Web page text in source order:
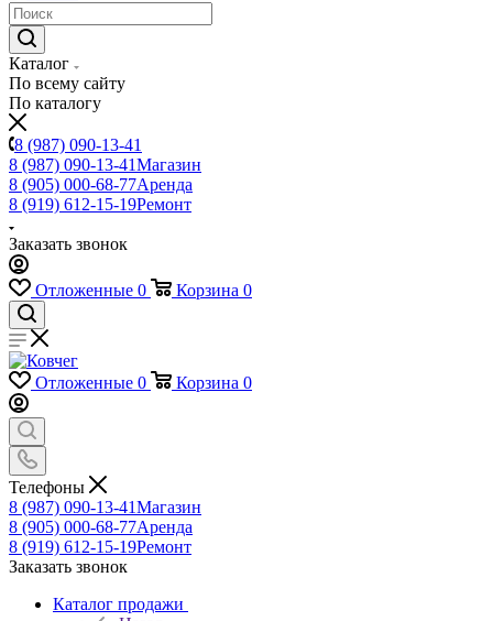
Каталог
По всему сайту
По каталогу
8 (987) 090-13-41
8 (987) 090-13-41Магазин
8 (905) 000-68-77Аренда
8 (919) 612-15-19Ремонт
Заказать звонок
Отложенные 0 Корзина 0
Отложенные 0 Корзина 0
Телефоны
8 (987) 090-13-41Магазин
8 (905) 000-68-77Аренда
8 (919) 612-15-19Ремонт
Заказать звонок
Каталог продажи